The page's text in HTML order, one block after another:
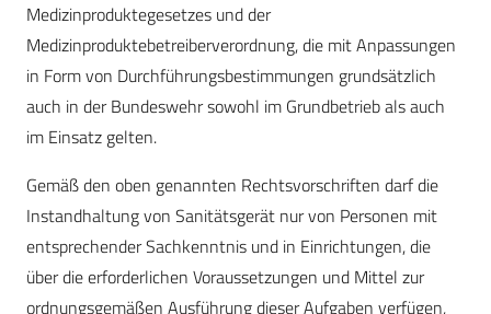
Medizinproduktegesetzes und der
Medizinproduktebetreiberverordnung, die mit Anpassungen
in Form von Durchführungsbestimmungen grundsätzlich
auch in der Bundeswehr sowohl im Grundbetrieb als auch
im Einsatz gelten.
Gemäß den oben genannten Rechtsvorschriften darf die
Instandhaltung von Sanitätsgerät nur von Personen mit
entsprechender Sachkenntnis und in Einrichtungen, die
über die erforderlichen Voraussetzungen und Mittel zur
ordnungsgemäßen Ausführung dieser Aufgaben verfügen,